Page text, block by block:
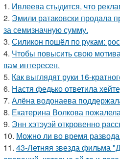
1. Ивлеева стыдится, что
2. Эмили ратаковски продала
за семизначную сумму.
3. Силикон пошёл по рукам:
4. Чтобы повысить свою
вам интересен.
5. Как выглядят руки 16-
6. Настя федько ответила
7. Алёна водонаева
8. Екатерина Волкова
9. Энн хэтэуэй откровенно
10. Можно ли во время развода
11. 43-Летняя звезда фильма